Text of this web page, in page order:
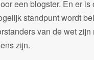
een blogster. En er
standpunt wordt
van de wet
zijn.